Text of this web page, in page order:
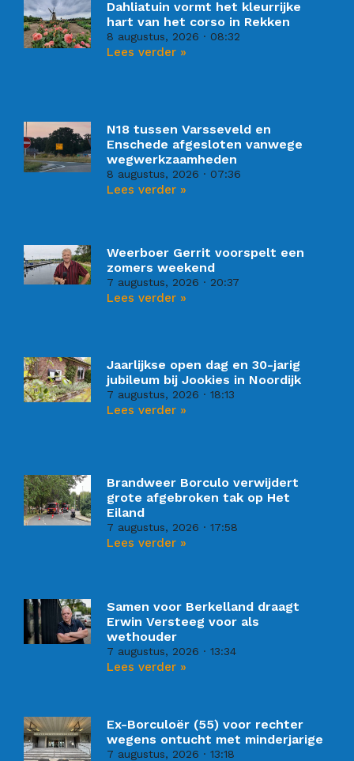
Dahliatuin vormt het kleurrijke
hart van het corso in Rekken
8 augustus, 2026 08:32
Lees verder »
N18 tussen Varsseveld en
Enschede afgesloten vanwege
wegwerkzaamheden
8 augustus, 2026 07:36
Lees verder »
Weerboer Gerrit voorspelt een
zomers weekend
7 augustus, 2026 20:37
Lees verder »
Jaarlijkse open dag en 30-jarig
jubileum bij Jookies in Noordijk
7 augustus, 2026 18:13
Lees verder »
Brandweer Borculo verwijdert
grote afgebroken tak op Het
Eiland
7 augustus, 2026 17:58
Lees verder »
Samen voor Berkelland draagt
Erwin Versteeg voor als
wethouder
7 augustus, 2026 13:34
Lees verder »
Ex-Borculoër (55) voor rechter
wegens ontucht met minderjarige
7 augustus, 2026 13:18